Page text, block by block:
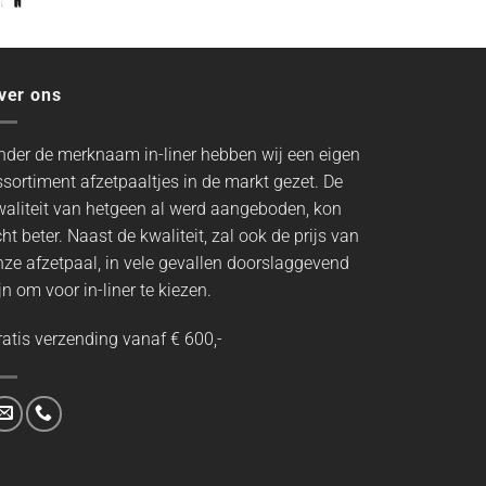
ons
de merknaam in-liner hebben wij een eigen
afzetpaaltjes in de markt gezet. De
van hetgeen al werd aangeboden, kon
beter. Naast de kwaliteit, zal ook de prijs van
afzetpaal, in vele gevallen doorslaggevend
om voor in-liner te kiezen.
verzending vanaf € 600,-